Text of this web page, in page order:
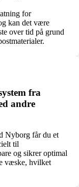
for
kan det være
over tid på grund
fra
andre
Nyborg får du et
til
og sikrer optimal
væske, hvilket